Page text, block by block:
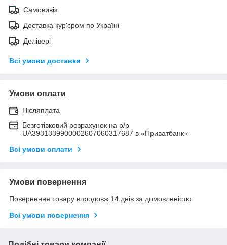
Самовивіз
Доставка кур'єром по Україні
Делівері
Всі умови доставки
Умови оплати
Післяплата
Безготівковий розрахунок на р/р
UA3931339900002607060317687 в «Приватбанк»
Всі умови оплати
Умови повернення
Повернення товару впродовж 14 днів за домовленістю
Всі умови повернення